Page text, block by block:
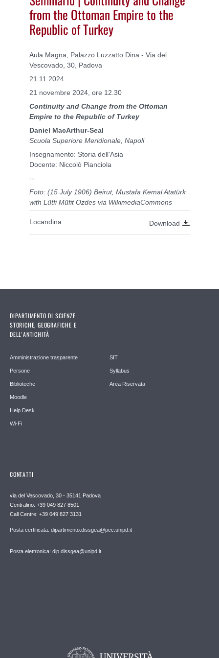
from the Ottoman Empire to the
Republic of Turkey
Aula Magna, Palazzo Luzzatto Dina - Via del
Vescovado, 30, Padova
21.11.2024
21 novembre 2024, ore 12.30
Continuity and Change from the Ottoman
Empire to the Republic of Turkey
Daniel MacArthur-Seal
Scuola Superiore Meridionale, Napoli
Insegnamento: Storia dell'Asia
Docente: Niccolò Pianciola
--
Foto: (15 July 1906) Beirut, Mustafa Kemal Atatürk
with Lütfi Müfit Özdes via WikimediaCommons
Locandina Download
DIPARTIMENTO DI SCIENZE
STORICHE, GEOGRAFICHE E
DELL’ANTICHITÀ
Amministrazione trasparente
Persone
Biblioteche
Moodle
Help Desk
Wi-Fi
SIT
Syllabus
Area Riservata
CONTATTI
via del Vescovado, 30 - 35141 Padova
Centralino: +39 049 827 8501
Call Centre: +39 049 827 3131
Posta certificata: dipartimento.dissgea@pec.unipd.it
Posta elettronica: dip.dissgea@unipd.it